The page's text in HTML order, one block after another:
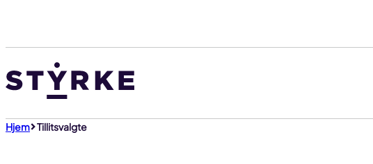
innhold
Hjem Tillitsvalgte